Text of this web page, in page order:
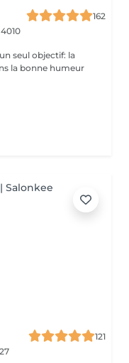
162
seul objectif: la
la bonne humeur
121